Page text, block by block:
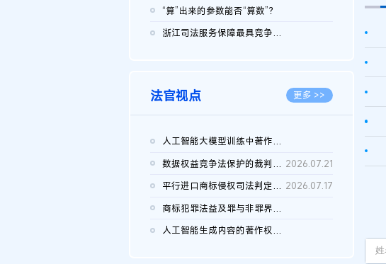
“算”出来的参数能否“算数”？
浙江司法服务保障最具竞争力营商环境建设典型案例（第二批）含侵...
法官视点 更多 >>
人工智能大模型训练中著作权的合理使用
2026.07.28
数据权益竞争法保护的裁判路径构建 2026.07.21
平行进口商标侵权司法判定规则的困境与纾解 2026.07.17
商标犯罪法益及罪与非罪界限研究
人工智能生成内容的著作权司法认定：演进逻辑、现实困境与规则建...